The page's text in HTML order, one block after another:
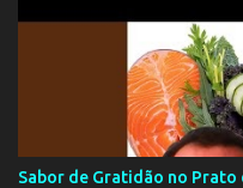
Sabor de Gratidão no Prato